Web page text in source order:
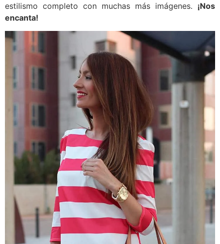
estilismo completo con muchas más imágenes. ¡Nos
encanta!